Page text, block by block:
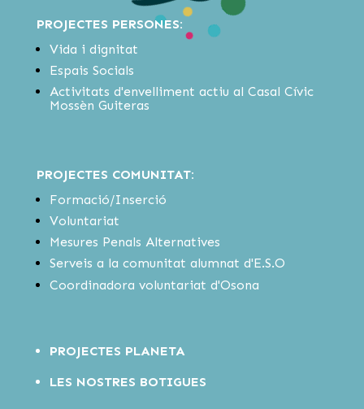
PROJECTES PERSONES:
Vida i dignitat
Espais Socials
Activitats d'envelliment actiu al Casal Cívic
Mossèn Guiteras
PROJECTES COMUNITAT:
Formació/Inserció
Voluntariat
Mesures Penals Alternatives
Serveis a la comunitat alumnat d'E.S.O
Coordinadora voluntariat d'Osona
PROJECTES PLANETA
LES NOSTRES BOTIGUES